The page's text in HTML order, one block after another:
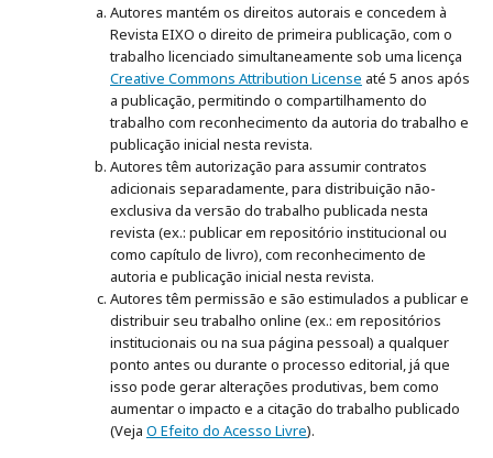
Autores mantém os direitos autorais e concedem à
Revista EIXO o direito de primeira publicação, com o
trabalho licenciado simultaneamente sob uma licença
Creative Commons Attribution License até 5 anos após
a publicação, permitindo o compartilhamento do
trabalho com reconhecimento da autoria do trabalho e
publicação inicial nesta revista.
Autores têm autorização para assumir contratos
adicionais separadamente, para distribuição não-
exclusiva da versão do trabalho publicada nesta
revista (ex.: publicar em repositório institucional ou
como capítulo de livro), com reconhecimento de
autoria e publicação inicial nesta revista.
Autores têm permissão e são estimulados a publicar e
distribuir seu trabalho online (ex.: em repositórios
institucionais ou na sua página pessoal) a qualquer
ponto antes ou durante o processo editorial, já que
isso pode gerar alterações produtivas, bem como
aumentar o impacto e a citação do trabalho publicado
(Veja O Efeito do Acesso Livre).